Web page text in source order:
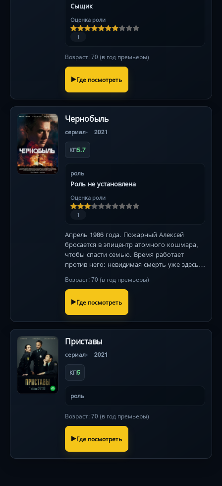
Сыщик
Оценка роли
1
Возраст: 70 (в год премьеры)
Где посмотреть
Чернобыль
сериал 2021
КП5.7
роль
Роль не установлена
Оценка роли
1
Апрель 1986 года. Пожарный Алексей
бросается в эпицентр атомного кошмара,
чтобы спасти семью. Время работает
против него: невидимая смерть уже здесь,
грозит гибелью. Выживет ли он в схватке с
незримым врагом?
Возраст: 70 (в год премьеры)
Где посмотреть
Приставы
сериал 2021
КП5
роль
Возраст: 70 (в год премьеры)
Где посмотреть